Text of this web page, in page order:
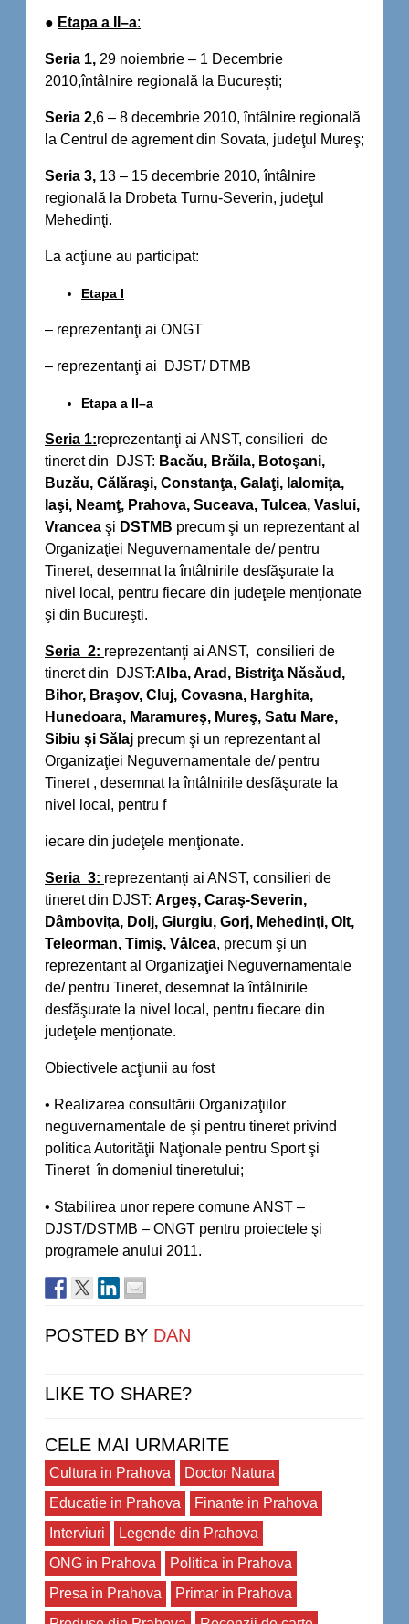
● Etapa a II–a:
Seria 1, 29 noiembrie – 1 Decembrie
2010,întâlnire regională la Bucureşti;
Seria 2,6 – 8 decembrie 2010, întâlnire regională
la Centrul de agrement din Sovata, judeţul Mureş;
Seria 3, 13 – 15 decembrie 2010, întâlnire
regională la Drobeta Turnu-Severin, judeţul
Mehedinţi.
La acţiune au participat:
Etapa I
– reprezentanţi ai ONGT
– reprezentanţi ai DJST/ DTMB
Etapa a II–a
Seria 1:reprezentanţi ai ANST, consilieri de
tineret din DJST: Bacău, Brăila, Botoşani,
Buzău, Călăraşi, Constanţa, Galaţi, Ialomiţa,
Iaşi, Neamţ, Prahova, Suceava, Tulcea, Vaslui,
Vrancea şi DSTMB precum şi un reprezentant al
Organizaţiei Neguvernamentale de/ pentru
Tineret, desemnat la întâlnirile desfăşurate la
nivel local, pentru fiecare din judeţele menţionate
şi din Bucureşti.
Seria 2: reprezentanţi ai ANST, consilieri de
tineret din DJST:Alba, Arad, Bistriţa Năsăud,
Bihor, Braşov, Cluj, Covasna, Harghita,
Hunedoara, Maramureş, Mureş, Satu Mare,
Sibiu şi Sălaj precum şi un reprezentant al
Organizaţiei Neguvernamentale de/ pentru
Tineret , desemnat la întâlnirile desfăşurate la
nivel local, pentru f
iecare din judeţele menţionate.
Seria 3: reprezentanţi ai ANST, consilieri de
tineret din DJST: Argeş, Caraş-Severin,
Dâmboviţa, Dolj, Giurgiu, Gorj, Mehedinţi, Olt,
Teleorman, Timiş, Vâlcea, precum şi un
reprezentant al Organizaţiei Neguvernamentale
de/ pentru Tineret, desemnat la întâlnirile
desfăşurate la nivel local, pentru fiecare din
judeţele menţionate.
Obiectivele acţiunii au fost
• Realizarea consultării Organizaţiilor
neguvernamentale de şi pentru tineret privind
politica Autorităţii Naţionale pentru Sport şi
Tineret în domeniul tineretului;
• Stabilirea unor repere comune ANST –
DJST/DSTMB – ONGT pentru proiectele şi
programele anului 2011.
POSTED BY DAN
LIKE TO SHARE?
CELE MAI URMARITE
Cultura in Prahova
Doctor Natura
Educatie in Prahova
Finante in Prahova
Interviuri
Legende din Prahova
ONG in Prahova
Politica in Prahova
Presa in Prahova
Primar in Prahova